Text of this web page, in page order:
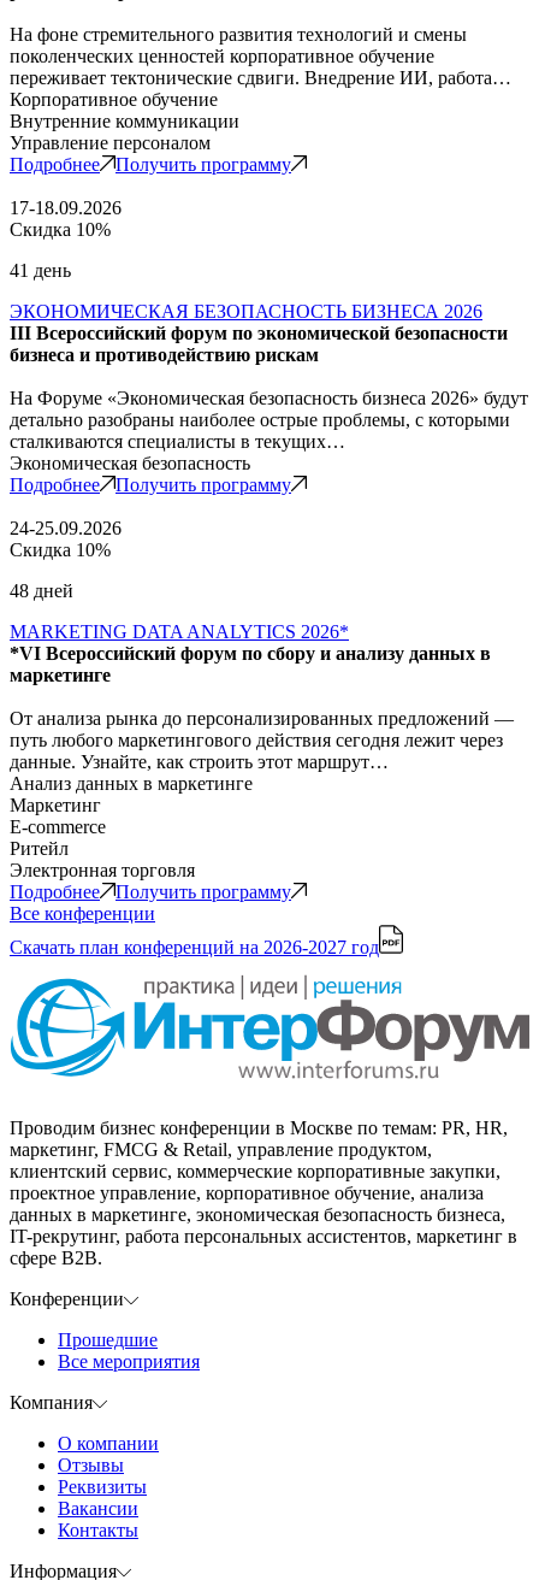
На фоне стремительного развития технологий и смены
поколенческих ценностей корпоративное обучение
переживает тектонические сдвиги. Внедрение ИИ, работа…
Корпоративное обучение
Внутренние коммуникации
Управление персоналом
Подробнее
Получить программу
17-18.09.2026
Скидка 10%
41 день
ЭКОНОМИЧЕСКАЯ БЕЗОПАСНОСТЬ БИЗНЕСА 2026
III Всероссийский форум по экономической безопасности
бизнеса и противодействию рискам
На Форуме «Экономическая безопасность бизнеса 2026» будут
детально разобраны наиболее острые проблемы, с которыми
сталкиваются специалисты в текущих…
Экономическая безопасность
Подробнее
Получить программу
24-25.09.2026
Скидка 10%
48 дней
MARKETING DATA ANALYTICS 2026*
*VI Всероссийский форум по сбору и анализу данных в
маркетинге
От анализа рынка до персонализированных предложений —
путь любого маркетингового действия сегодня лежит через
данные. Узнайте, как строить этот маршрут…
Анализ данных в маркетинге
Маркетинг
E-commerce
Ритейл
Электронная торговля
Подробнее
Получить программу
Все конференции
Скачать план конференций на 2026-2027 год
Проводим бизнес конференции в Москве по темам: PR, HR,
маркетинг, FMCG & Retail, управление продуктом,
клиентский сервис, коммерческие корпоративные закупки,
проектное управление, корпоративное обучение, анализа
данных в маркетинге, экономическая безопасность бизнеса,
IT-рекрутинг, работа персональных ассистентов, маркетинг в
сфере B2B.
Конференции
Прошедшие
Все мероприятия
Компания
О компании
Отзывы
Реквизиты
Вакансии
Контакты
Информация